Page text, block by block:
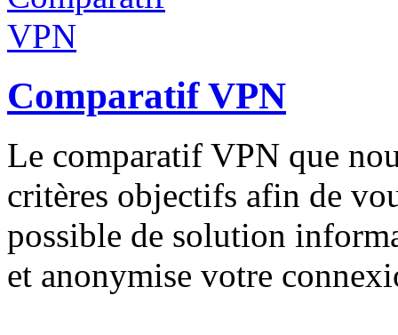
Comparatif VPN
Le comparatif VPN que
critères objectifs afin de
possible de solution
et anonymise votre